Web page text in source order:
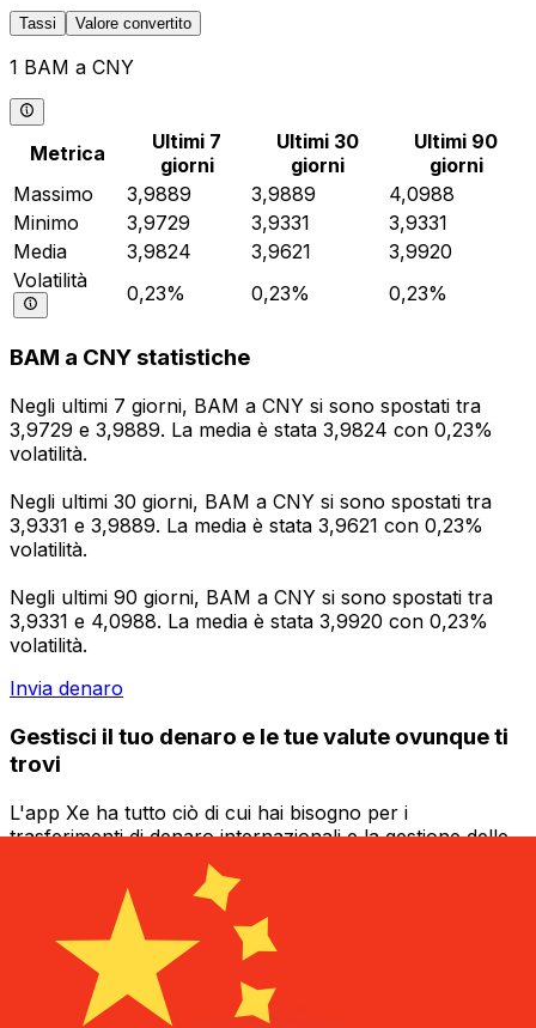
Tassi Valore convertito
1 BAM a CNY
Metrica
Ultimi 7
giorni
Ultimi 30
giorni
Ultimi 90
giorni
Massimo
3,9889 3,9889
4,0988
Minimo
3,9729 3,9331
3,9331
Media
3,9824 3,9621
3,9920
Volatilità
0,23% 0,23% 0,23%
BAM a CNY statistiche
Negli ultimi 7 giorni, BAM a CNY si sono spostati tra
3,9729 e 3,9889. La media è stata 3,9824 con 0,23%
volatilità.
Negli ultimi 30 giorni, BAM a CNY si sono spostati tra
3,9331 e 3,9889. La media è stata 3,9621 con 0,23%
volatilità.
Negli ultimi 90 giorni, BAM a CNY si sono spostati tra
3,9331 e 4,0988. La media è stata 3,9920 con 0,23%
volatilità.
Invia denaro
Gestisci il tuo denaro e le tue valute ovunque ti
trovi
L'app Xe ha tutto ciò di cui hai bisogno per i
trasferimenti di denaro internazionali e la gestione delle
valute. Converti le valute, imposta avvisi sui tassi di
cambio e trasferisci denaro all'estero senza commissioni
nascoste. Scaricala oggi stesso!